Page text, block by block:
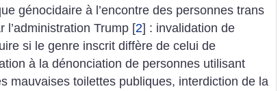
génocidaire à l’encontre des personnes trans
l’administration Trump [2] : invalidation de
si le genre inscrit diffère de celui de
à la dénonciation de personnes utilisant
mauvaises toilettes publiques, interdiction de la